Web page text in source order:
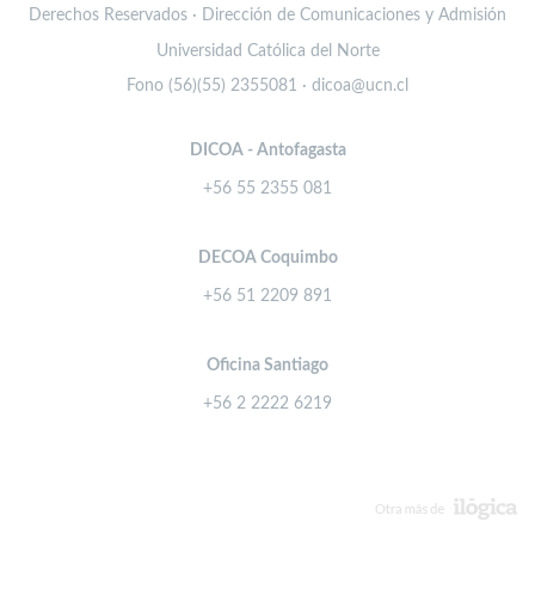
Derechos Reservados · Dirección de Comunicaciones y Admisión
Universidad Católica del Norte
Fono (56)(55) 2355081 · dicoa@ucn.cl
DICOA - Antofagasta
+56 55 2355 081
DECOA Coquimbo
+56 51 2209 891
Oficina Santiago
+56 2 2222 6219